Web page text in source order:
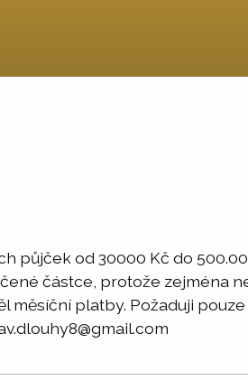
půjček od 30000 Kč do
částce, protože zejména
měsíční platby. Požaduji